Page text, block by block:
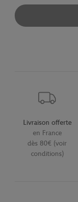
Livraison offerte
en France
dès 80€ (voir
conditions)